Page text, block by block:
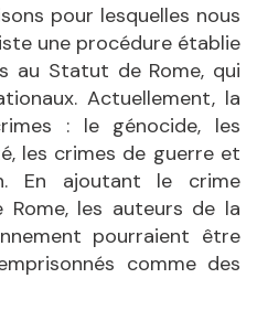
pour lesquelles nous
une procédure établie
au Statut de Rome, qui
Actuellement, la
: le génocide, les
les crimes de guerre et
En ajoutant le crime
les auteurs de la
pourraient être
comme des